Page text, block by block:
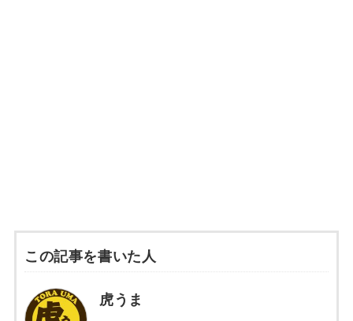
この記事を書いた人
虎うま